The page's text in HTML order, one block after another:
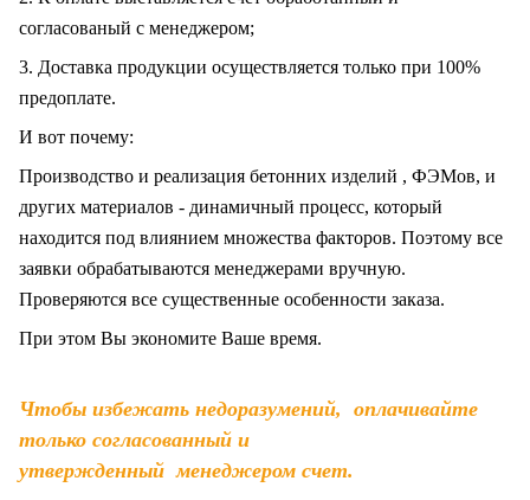
согласованый с менеджером;
3. Доставка продукции осуществляется только при 100%
предоплате.
И вот почему:
Производство и реализация бетонних изделий , ФЭМов, и
других материалов - динамичный процесс, который
находится под влиянием множества факторов. Поэтому все
заявки обрабатываются менеджерами вручную.
Проверяются все существенные особенности заказа.
При этом Вы экономите Ваше время.
Чтобы избежать недоразумений, оплачивайте
только согласованный и
утвержденный менеджером счет.